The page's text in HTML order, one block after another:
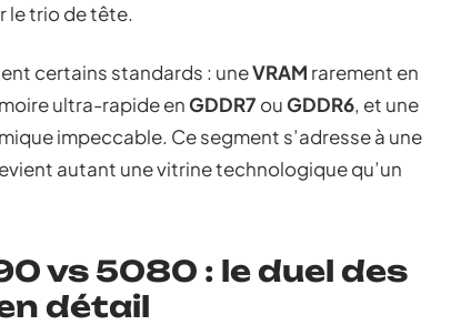
le trio de tête.
certains standards : uneVRAM rarement en
ultra-rapide enGDDR7 ouGDDR6, et une
impeccable. Ce segment s’adresse à une
autant une vitrine technologique qu’un
vs 5080 : le duel des
détail